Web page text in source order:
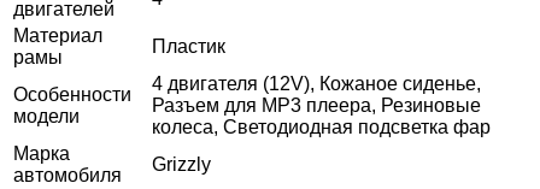
двигателей
Материал
рамы
Пластик
Особенности
модели
4 двигателя (12V), Кожаное сиденье,
Разъем для MP3 плеера, Резиновые
колеса, Светодиодная подсветка фар
Марка
автомобиля
Grizzly